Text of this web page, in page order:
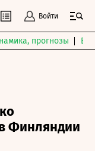
Войти
прогнозы
Финляндии